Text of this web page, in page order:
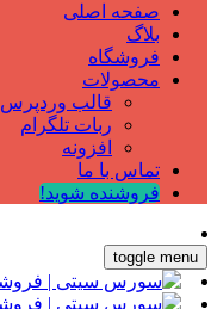
صفحه اصلی
بلاگ
فروشگاه
محصولات
قالب وردپرس
ربات تلگرام
افزونه
تماس با ما
فروشنده شوید!
toggle menu